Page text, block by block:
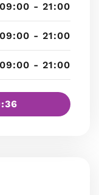
09:00 - 21:00
09:00 - 21:00
09:00 - 21:00